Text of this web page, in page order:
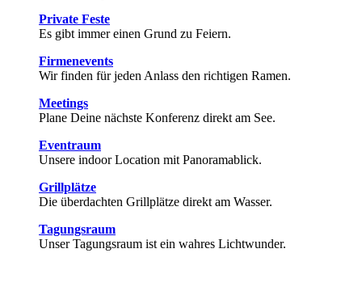
Private Feste
Es gibt immer einen Grund zu Feiern.
Firmenevents
Wir finden für jeden Anlass den richtigen Ramen.
Meetings
Plane Deine nächste Konferenz direkt am See.
Eventraum
Unsere indoor Location mit Panoramablick.
Grillplätze
Die überdachten Grillplätze direkt am Wasser.
Tagungsraum
Unser Tagungsraum ist ein wahres Lichtwunder.